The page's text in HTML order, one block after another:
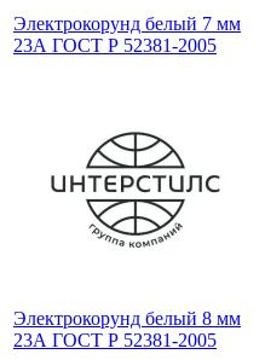
Электрокорунд белый 7 мм
23А ГОСТ Р 52381-2005
Электрокорунд белый 8 мм
23А ГОСТ Р 52381-2005